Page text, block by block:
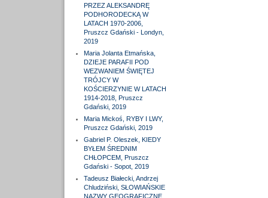
PRZEZ ALEKSANDRĘ
PODHORODECKĄ W
LATACH 1970-2006,
Pruszcz Gdański - Londyn,
2019
Maria Jolanta Etmańska,
DZIEJE PARAFII POD
WEZWANIEM ŚWIĘTEJ
TRÓJCY W
KOŚCIERZYNIE W LATACH
1914-2018, Pruszcz
Gdański, 2019
Maria Mickoś, RYBY I LWY,
Pruszcz Gdański, 2019
Gabriel P. Oleszek, KIEDY
BYŁEM ŚREDNIM
CHŁOPCEM, Pruszcz
Gdański - Sopot, 2019
Tadeusz Białecki, Andrzej
Chludziński, SŁOWIAŃSKIE
NAZWY GEOGRAFICZNE